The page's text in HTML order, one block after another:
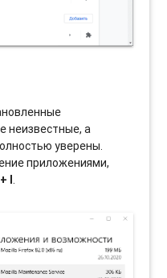
неизвестные, а
уверены.
приложениями,
I.